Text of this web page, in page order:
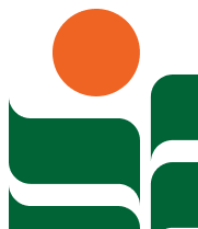
Skip to content